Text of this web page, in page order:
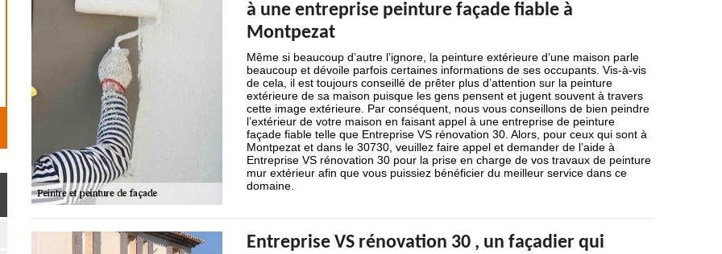
à une entreprise peinture façade fiable à
Montpezat
Même si beaucoup d’autre l’ignore, la peinture extérieure d’une maison parle
beaucoup et dévoile parfois certaines informations de ses occupants. Vis-à-vis
de cela, il est toujours conseillé de prêter plus d’attention sur la peinture
extérieure de sa maison puisque les gens pensent et jugent souvent à travers
cette image extérieure. Par conséquent, nous vous conseillons de bien peindre
l’extérieur de votre maison en faisant appel à une entreprise de peinture
façade fiable telle que Entreprise VS rénovation 30. Alors, pour ceux qui sont à
Montpezat et dans le 30730, veuillez faire appel et demander de l’aide à
Entreprise VS rénovation 30 pour la prise en charge de vos travaux de peinture
mur extérieur afin que vous puissiez bénéficier du meilleur service dans ce
domaine.
Entreprise VS rénovation 30 , un façadier qui